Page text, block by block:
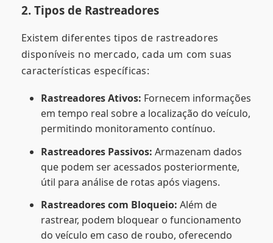
2. Tipos de Rastreadores
Existem diferentes tipos de rastreadores
disponíveis no mercado, cada um com suas
características específicas:
Rastreadores Ativos: Fornecem informações
em tempo real sobre a localização do veículo,
permitindo monitoramento contínuo.
Rastreadores Passivos: Armazenam dados
que podem ser acessados posteriormente,
útil para análise de rotas após viagens.
Rastreadores com Bloqueio: Além de
rastrear, podem bloquear o funcionamento
do veículo em caso de roubo, oferecendo